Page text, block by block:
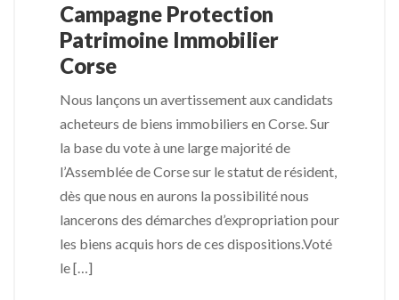
Campagne Protection
Patrimoine Immobilier
Corse
Nous lançons un avertissement aux candidats
acheteurs de biens immobiliers en Corse. Sur
la base du vote à une large majorité de
l’Assemblée de Corse sur le statut de résident,
dès que nous en aurons la possibilité nous
lancerons des démarches d’expropriation pour
les biens acquis hors de ces dispositions.Voté
le […]